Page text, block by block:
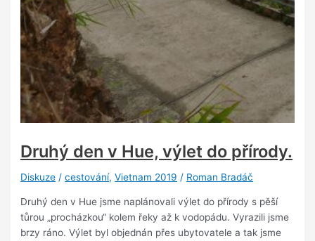
Druhý den v Hue, výlet do přírody.
Diskuze /cestování,Vietnam 2019 / Roman Bradáč
Druhý den v Hue jsme naplánovali výlet do přírody s pěší
tůrou „procházkou“ kolem řeky až k vodopádu. Vyrazili jsme
brzy ráno. Výlet byl objednán přes ubytovatele a tak jsme